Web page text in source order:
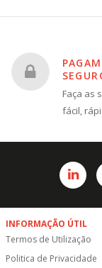
Faça as
fácil,
INFORMAÇÃO ÚTIL
Termos de Utilização
Politica de Privacidade